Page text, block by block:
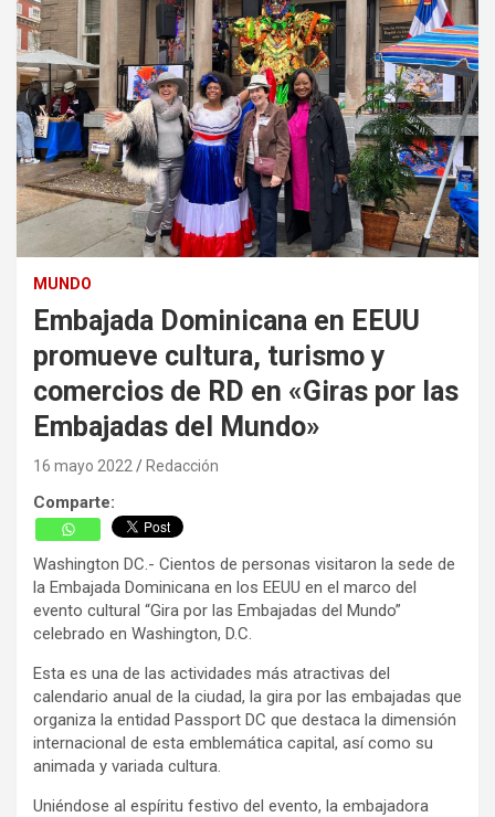
MUNDO
Embajada Dominicana en EEUU
promueve cultura, turismo y
comercios de RD en «Giras por las
Embajadas del Mundo»
16 mayo 2022 Redacción
Comparte:
Washington DC.- Cientos de personas visitaron la sede de
la Embajada Dominicana en los EEUU en el marco del
evento cultural “Gira por las Embajadas del Mundo”
celebrado en Washington, D.C.
Esta es una de las actividades más atractivas del
calendario anual de la ciudad, la gira por las embajadas que
organiza la entidad Passport DC que destaca la dimensión
internacional de esta emblemática capital, así como su
animada y variada cultura.
Uniéndose al espíritu festivo del evento, la embajadora